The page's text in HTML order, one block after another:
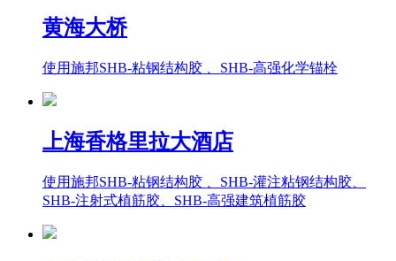
黄海大桥
使用施邦SHB-粘钢结构胶 、SHB-高强化学锚栓
上海香格里拉大酒店
使用施邦SHB-粘钢结构胶 、SHB-灌注粘钢结构胶、
SHB-注射式植筋胶、SHB-高强建筑植筋胶